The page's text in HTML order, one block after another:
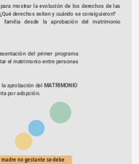
mostrar la evolución de los derechos de las
derechos exiten y cuándo se consiguieron?
desde la aprobación del matrimonio
del primer programa
el matrimonio entre personas
aprobación del MATRIMONIO
por adopción.
no gestante se debe